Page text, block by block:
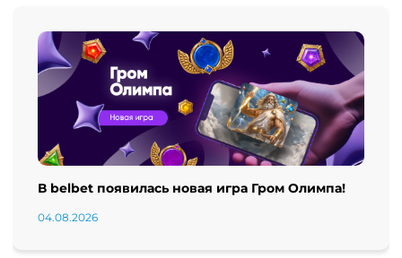
В belbet появилась новая игра Гром Олимпа!
04.08.2026